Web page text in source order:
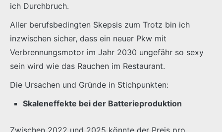
ich Durchbruch.
Aller berufsbedingten Skepsis zum Trotz bin ich
inzwischen sicher, dass ein neuer Pkw mit
Verbrennungsmotor im Jahr 2030 ungefähr so sexy
sein wird wie das Rauchen im Restaurant.
Die Ursachen und Gründe in Stichpunkten:
Skaleneffekte bei der Batterieproduktion
Zwischen 2022 und 2025 könnte der Preis pro